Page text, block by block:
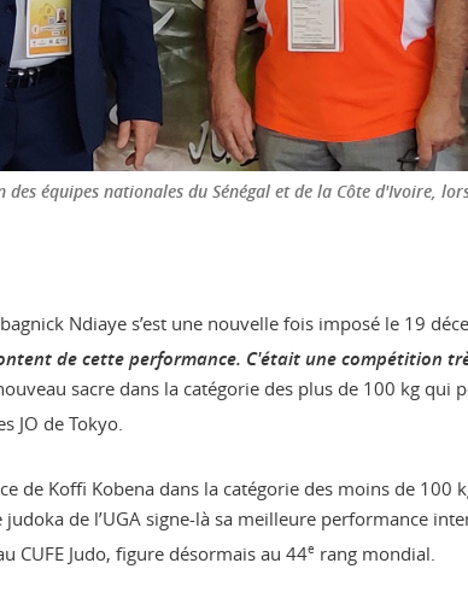
équipes nationales du Sénégal et de la Côte d'Ivoire,
Ndiaye s’est une nouvelle fois imposé le 19
de cette performance. C'était une compétition
sacre dans la catégorie des plus de 100 kg qui
JO de Tokyo.
de Koffi Kobena dans la catégorie des moins de 100
de l’UGA signe-là sa meilleure performance
CUFE Judo, figure désormais au 44e rang mondial.